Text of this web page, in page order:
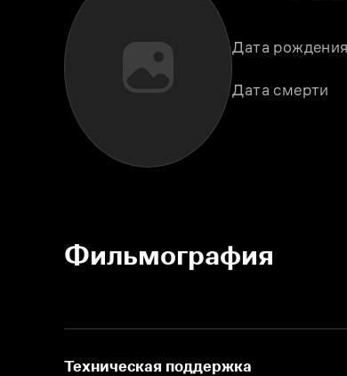
Дата рождения
Дата смерти
Фильмография
Техническая поддержка